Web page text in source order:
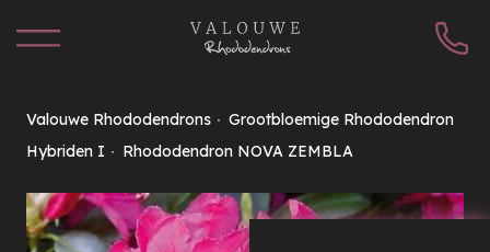
Valouwe Rhododendrons
Grootbloemige Rhododendron
Hybriden I
Rhododendron NOVA ZEMBLA